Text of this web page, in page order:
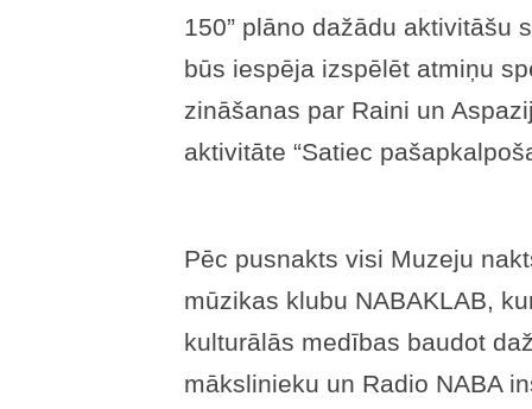
150” plāno dažādu aktivitāšu
būs iespēja izspēlēt atmiņu
zināšanas par Raini un
aktivitāte “Satiec
Pēc pusnakts visi Muzeju
mūzikas klubu NABAKLAB,
kulturālās medības baudot
mākslinieku un Radio NABA